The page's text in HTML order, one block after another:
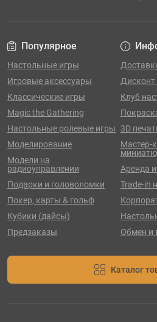
Популярное
Настольные игры
Игровые аксессуары
Классические игры
Magic the Gathering
Настольные ролевые игры
Моделирование
Модели на
радиоуправлении
Подарки и головоломки
Покер, карты & гольф
Кубики (дайсы)
Предзаказы
Дисконт
Клуб
3D
Мастер-
Аренда
Trade-in
Обмен и
Каталог